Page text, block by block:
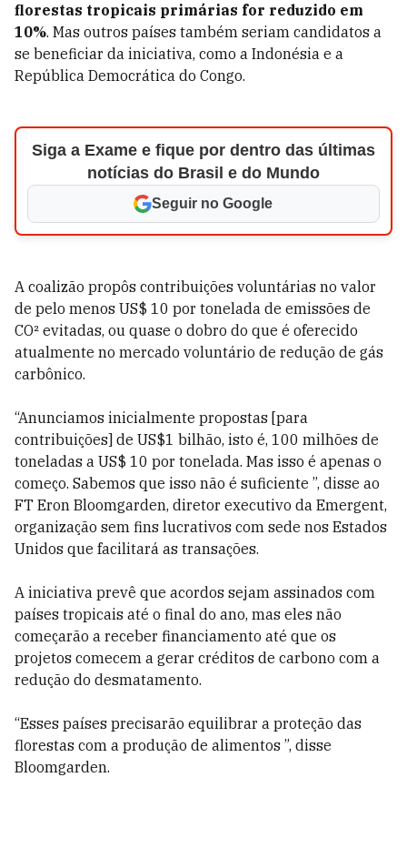
florestas tropicais primárias for reduzido em
10%. Mas outros países também seriam candidatos a
se beneficiar da iniciativa, como a Indonésia e a
República Democrática do Congo.
Siga a Exame e fique por dentro das últimas
notícias do Brasil e do Mundo
Seguir no Google
A coalizão propôs contribuições voluntárias no valor
de pelo menos US$ 10 por tonelada de emissões de
CO² evitadas, ou quase o dobro do que é oferecido
atualmente no mercado voluntário de redução de gás
carbônico.
“Anunciamos inicialmente propostas [para
contribuições] de US$1 bilhão, isto é, 100 milhões de
toneladas a US$ 10 por tonelada. Mas isso é apenas o
começo. Sabemos que isso não é suficiente ”, disse ao
FT Eron Bloomgarden, diretor executivo da Emergent,
organização sem fins lucrativos com sede nos Estados
Unidos que facilitará as transações.
A iniciativa prevê que acordos sejam assinados com
países tropicais até o final do ano, mas eles não
começarão a receber financiamento até que os
projetos comecem a gerar créditos de carbono com a
redução do desmatamento.
“Esses países precisarão equilibrar a proteção das
florestas com a produção de alimentos ”, disse
Bloomgarden.